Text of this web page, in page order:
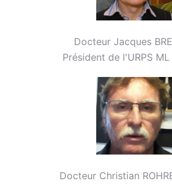
Docteur Jacques
Président de l'URPS
Docteur Christian